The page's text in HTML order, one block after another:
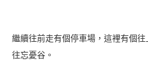
繼續往前走有個停車場，這裡有個
往忘憂谷。